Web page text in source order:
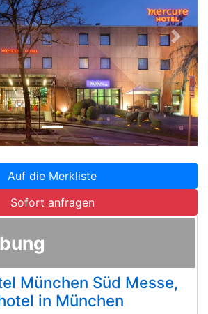
Auf die Merkliste
Sofort anfragen
München Süd Messe,
in München